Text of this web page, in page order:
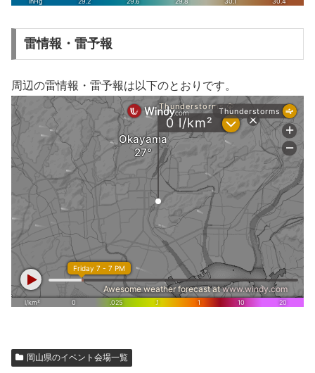
雷情報・雷予報
周辺の雷情報・雷予報は以下のとおりです。
岡山県のイベント会場一覧